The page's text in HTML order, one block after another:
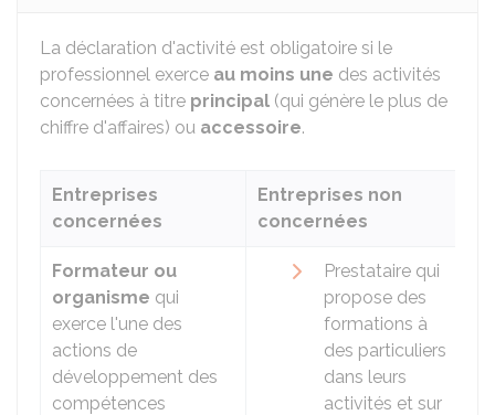
La déclaration d'activité est obligatoire si le
professionnel exerce au moins une des activités
concernées à titre principal (qui génère le plus de
chiffre d'affaires) ou accessoire.
Entreprises
concernées
Entreprises non
concernées
Formateur ou
organisme qui
exerce l'une des
actions de
développement des
compétences
Prestataire qui
propose des
formations à
des particuliers
dans leurs
activités et sur